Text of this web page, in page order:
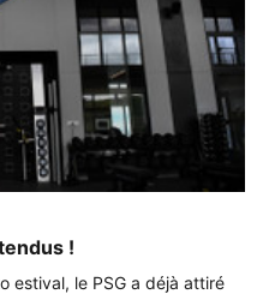
!
estival, le PSG a déjà attiré